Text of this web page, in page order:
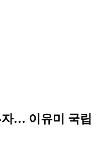
자… 이유미 국립